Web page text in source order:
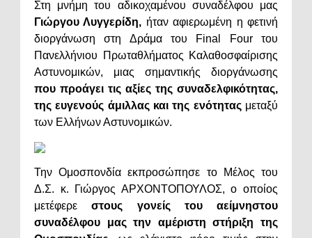
Στη μνήμη του αδικοχαμένου συναδέλφου μας
Γιώργου Λυγγερίδη, ήταν αφιερωμένη η φετινή
διοργάνωση στη Δράμα του Final Four του
Πανελλήνιου Πρωταθλήματος Καλαθοσφαίρισης
Αστυνομικών, μιας σημαντικής διοργάνωσης
που προάγει τις αξίες της συναδελφικότητας,
της ευγενούς άμιλλας και της ενότηταςμεταξύ
των Ελλήνων Αστυνομικών.
Την Ομοσπονδία εκπροσώπησε το Μέλος του
Δ.Σ. κ. Γιώργος ΑΡΧΟΝΤΟΠΟΥΛΟΣ, ο οποίος
μετέφερεστους γονείς του αείμνηστου
συναδέλφου μας την αμέριστη στήριξη της